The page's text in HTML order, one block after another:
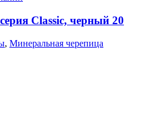
Classic, черный 20
, Минеральная черепица